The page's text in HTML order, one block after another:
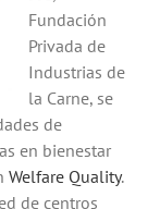
Fundación
Privada de
Industrias de
la Carne, se
de
en bienestar
Welfare Quality.
de centros